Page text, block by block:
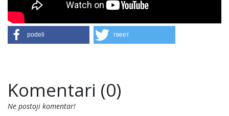
podeli твеет
Komentari (0)
Ne postoji komentar!